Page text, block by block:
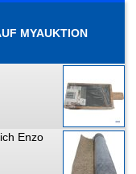
MYAUKTION
Enzo